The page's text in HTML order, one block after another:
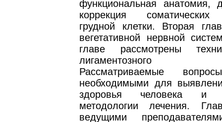
функциональная анатомия,
коррекция соматических
грудной клетки. Вторая
вегетативной нервной
главе рассмотрены
лигаментозного
Рассматриваемые
необходимыми для
здоровья человека и
методологии лечения.
ведущими